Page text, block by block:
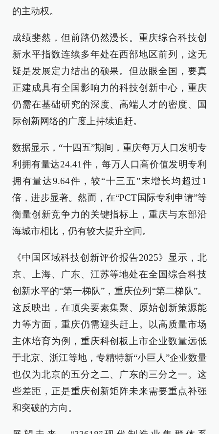
的主动权。
成绩斐然，但前路仍然漫长。重庆综合科技创
新水平指数连续多年处在西部地区前列，这无
疑是发展定力结出的硕果。但放眼全国，要真
正建成具有全国影响力的科技创新中心，重庆
仍需在基础研究的深度、高端人才的密度、国
际创新网络的广度上持续追赶。
数据显示，“十四五”期间，重庆每万人口发明专
利拥有量达24.41件，每万人口高价值发明专利
拥有量达9.64件，较“十三五”末增长均超过1
倍，进步显著。然而，在“PCT国际专利申请”等
衡量创新竞争力的关键指标上，重庆与东部沿
海城市相比，仍有较大提升空间。
《中国区域科技创新评价报告2025》显示，北
京、上海、广东、江苏等地处在全国综合科技
创新水平的“第一梯队”，重庆位列“第二梯队”。
这反映出，在顶尖要素集聚、原始创新策源能
力等方面，重庆仍需迎头赶上。以高质量市场
主体培育为例，重庆科创板上市企业数量远低
于北京、浙江等地，专精特新“小巨人”企业数量
也仅为北京的五分之二、广东的三分之一。这
些差距，正是重庆创新矩阵未来需要重点补强
和突破的方向。